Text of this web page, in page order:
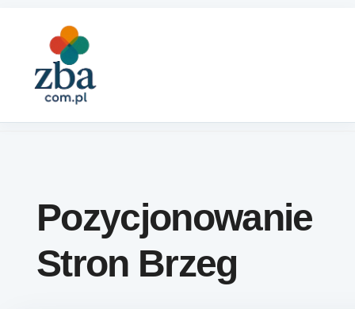
Pozycjonowanie
Stron Brzeg